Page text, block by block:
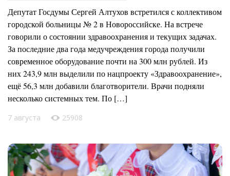
Депутат Госдумы Сергей Алтухов встретился с коллективом
городской больницы № 2 в Новороссийске. На встрече
говорили о состоянии здравоохранения и текущих задачах.
За последние два года медучреждения города получили
современное оборудование почти на 300 млн рублей. Из
них 243,9 млн выделили по нацпроекту «Здравоохранение»,
ещё 56,3 млн добавили благотворители. Врачи подняли
несколько системных тем. По […]
7 августа 25908